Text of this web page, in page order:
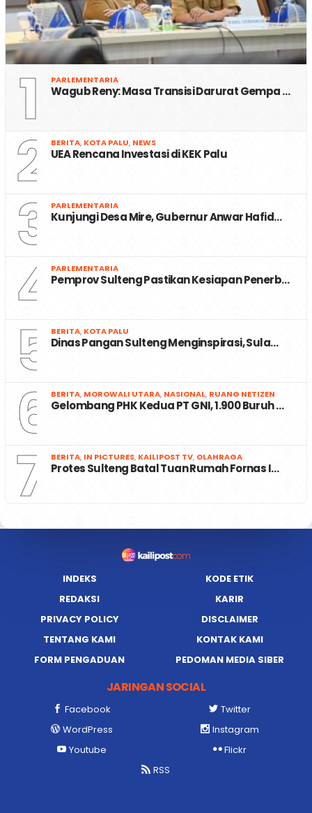
1 PARLEMENTARIA
Wagub Reny: Masa Transisi Darurat Gempa …
2 BERITA, KOTA PALU, NEWS
UEA Rencana Investasi di KEK Palu
3 PARLEMENTARIA
Kunjungi Desa Mire, Gubernur Anwar Hafid…
4 PARLEMENTARIA
Pemprov Sulteng Pastikan Kesiapan Penerb…
5 BERITA, KOTA PALU
Dinas Pangan Sulteng Menginspirasi, Sula…
6 BERITA, MOROWALI UTARA, NASIONAL, RUANG NETIZEN
Gelombang PHK Kedua PT GNI, 1.900 Buruh …
7 BERITA, IN PICTURES, KAILIPOST TV, OLAHRAGA
Protes Sulteng Batal Tuan Rumah Fornas I…
INDEKS
KODE ETIK
REDAKSI
KARIR
PRIVACY POLICY
DISCLAIMER
TENTANG KAMI
KONTAK KAMI
FORM PENGADUAN
PEDOMAN MEDIA SIBER
JARINGAN SOCIAL
Facebook
Twitter
WordPress
Instagram
Youtube
Flickr
RSS